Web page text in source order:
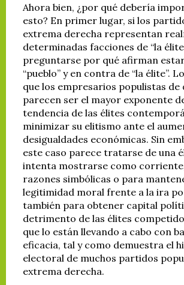
Ahora bien, ¿por qué debería
esto? En primer lugar, si los
extrema derecha representan
determinadas facciones de “la
preguntarse por qué afirman
“pueblo” y en contra de “la élite”.
que los empresarios populistas de
parecen ser el mayor exponente
tendencia de las élites
minimizar su elitismo ante el
desigualdades económicas. Sin
este caso parece tratarse de una
intenta mostrarse como
razones simbólicas o para
legitimidad moral frente a la ira
también para obtener capital
detrimento de las élites
que lo están llevando a cabo con
eficacia, tal y como demuestra el
electoral de muchos partidos
extrema derecha.